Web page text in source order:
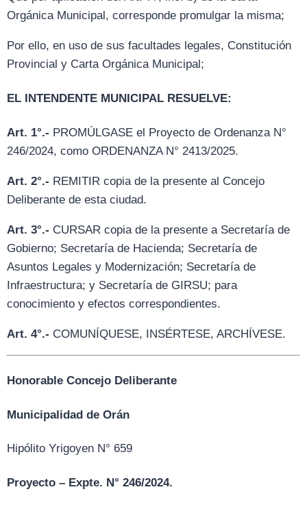
Orgánica Municipal, corresponde promulgar la misma;
Por ello, en uso de sus facultades legales, Constitución
Provincial y Carta Orgánica Municipal;
EL INTENDENTE MUNICIPAL RESUELVE:
Art. 1°.- PROMÚLGASE el Proyecto de Ordenanza N°
246/2024, como ORDENANZA N° 2413/2025.
Art. 2°.- REMITIR copia de la presente al Concejo
Deliberante de esta ciudad.
Art. 3°.- CURSAR copia de la presente a Secretaría de
Gobierno; Secretaría de Hacienda; Secretaría de
Asuntos Legales y Modernización; Secretaría de
Infraestructura; y Secretaría de GIRSU; para
conocimiento y efectos correspondientes.
Art. 4°.- COMUNÍQUESE, INSÉRTESE, ARCHÍVESE.
Honorable Concejo Deliberante
Municipalidad de Orán
Hipólito Yrigoyen N° 659
Proyecto – Expte. N° 246/2024.